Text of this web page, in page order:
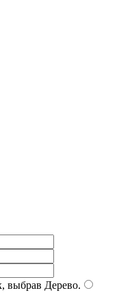
выбрав Дерево.